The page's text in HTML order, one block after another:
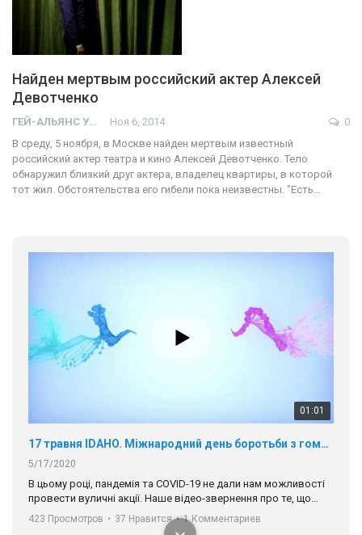
Найден мертвым российский актер Алексей
Девотченко
ГЕЙ-АЛЬЯНС УКРАИНА Ноя 6, 2014
0
В среду, 5 ноября, в Москве найден мертвым известный
российский актер театра и кино Алексей Девотченко. Тело
обнаружил близкий друг актера, владелец квартиры, в которой
тот жил. Обстоятельства его гибели пока неизвестны. "Есть…
01:01
17 травня IDAHO. Міжнародний день боротьби з гомофобією трансфобією і біфобія.
5/17/2020
В цьому році, пандемія та COVІD-19 не дали нам можливості
провести вуличні акції. Наше відео-звернення про те, що
навіть коли ми у різних містах та не можемо зустрінеться, ми
разом. Ми закликаємо всіх хто поділяє цінності рівності та
423 Просмотров • 37 Нравится • 1 Комментариев